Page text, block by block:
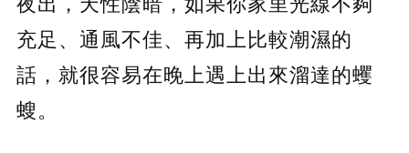
充足、通風不佳、再加上比較潮濕的
話，就很容易在晚上遇上出來溜達的蠼
螋。